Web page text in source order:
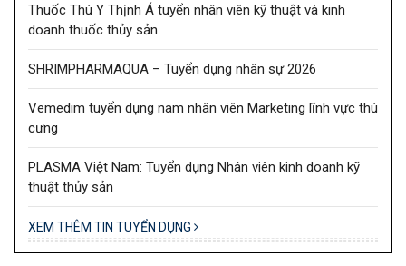
Thuốc Thú Y Thịnh Á tuyển nhân viên kỹ thuật và kinh
doanh thuốc thủy sản
SHRIMPHARMAQUA – Tuyển dụng nhân sự 2026
Vemedim tuyển dụng nam nhân viên Marketing lĩnh vực thú
cưng
PLASMA Việt Nam: Tuyển dụng Nhân viên kinh doanh kỹ
thuật thủy sản
XEM THÊM TIN TUYỂN DỤNG